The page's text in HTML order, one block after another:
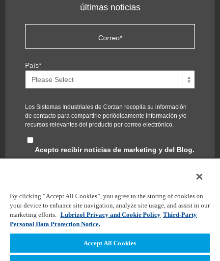
últimas noticias
País*
Los Sistemas Industriales de Corzan recopila su información
de contacto para compartirle periódicamente información y/o
recursos relevantes del producto por correo electrónico.
Acepto recibir noticias de marketing y del Blog.
By clicking “Accept All Cookies”, you agree to the storing of cookies on
your device to enhance site navigation, analyze site usage, and assist in our
marketing efforts. Lubrizol Privacy and Cookie Policy Third-Party
Personal Data Protection Notice.
Accept All Cookies